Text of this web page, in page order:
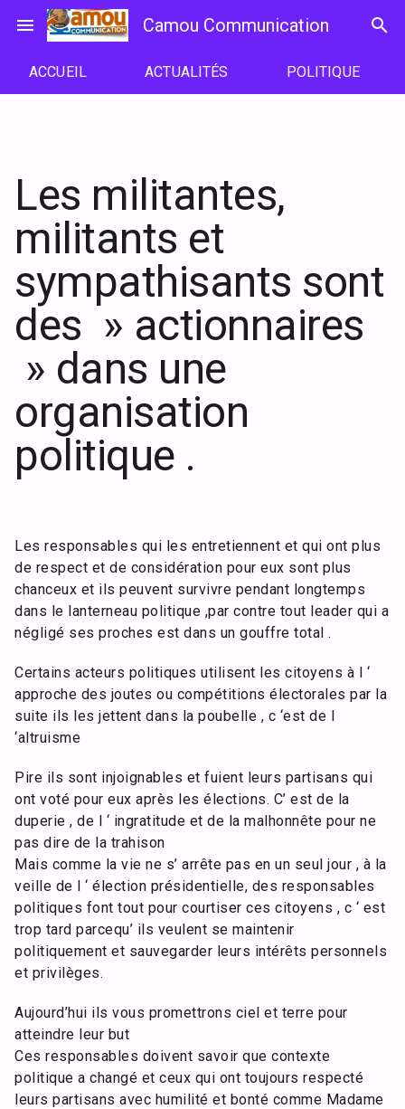
menu Camou Communication search
ACCUEIL ACTUALITÉS POLITIQUE
Les militantes,
militants et
sympathisants sont
des » actionnaires
» dans une
organisation
politique .
Les responsables qui les entretiennent et qui ont plus
de respect et de considération pour eux sont plus
chanceux et ils peuvent survivre pendant longtemps
dans le lanterneau politique ,par contre tout leader qui a
négligé ses proches est dans un gouffre total .
Certains acteurs politiques utilisent les citoyens à l ‘
approche des joutes ou compétitions électorales par la
suite ils les jettent dans la poubelle , c ‘est de l
‘altruisme
Pire ils sont injoignables et fuient leurs partisans qui
ont voté pour eux après les élections. C’ est de la
duperie , de l ‘ ingratitude et de la malhonnête pour ne
pas dire de la trahison
Mais comme la vie ne s’ arrête pas en un seul jour , à la
veille de l ‘ élection présidentielle, des responsables
politiques font tout pour courtiser ces citoyens , c ‘ est
trop tard parcequ’ ils veulent se maintenir
politiquement et sauvegarder leurs intérêts personnels
et privilèges.
Aujourd’hui ils vous promettrons ciel et terre pour
atteindre leur but
Ces responsables doivent savoir que contexte
politique a changé et ceux qui ont toujours respecté
leurs partisans avec humilité et bonté comme Madame